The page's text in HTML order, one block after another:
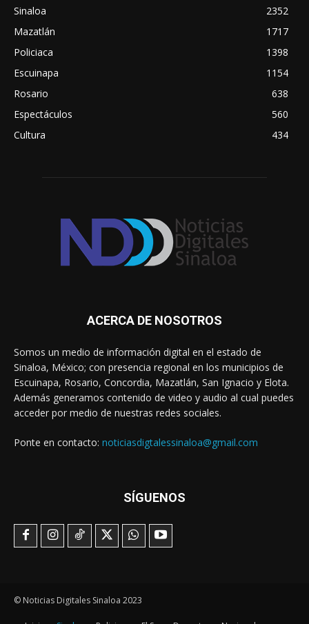
Sinaloa
2352
Mazatlán
1717
Policiaca
1398
Escuinapa
1154
Rosario
638
Espectáculos
560
Cultura
434
ACERCA DE NOSOTROS
Somos un medio de información digital en el estado de
Sinaloa, México; con presencia regional en los municipios de
Escuinapa, Rosario, Concordia, Mazatlán, San Ignacio y Elota.
Además generamos contenido de video y audio al cual puedes
acceder por medio de nuestras redes sociales.
Ponte en contacto: noticiasdigtalessinaloa@gmail.com
SÍGUENOS
© Noticias Digitales Sinaloa 2023